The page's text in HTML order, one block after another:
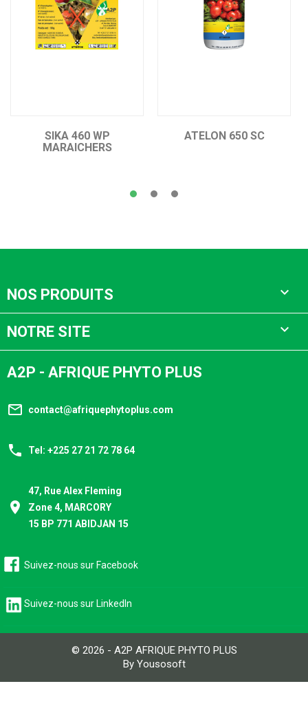
ATELON 650 SC UPERCUT 250
NOS PRODUITS 
NOTRE SITE 
A2P - AFRIQUE PHYTO PLUS
mail_outline contact@afriquephytoplus.com
phone Tel: +225 27 21 72 78 64
place
47, Rue Alex Fleming
Zone 4, MARCORY
15 BP 771 ABIDJAN 15
Suivez-nous sur Facebook
Suivez-nous sur LinkedIn
© 2026 - A2P AFRIQUE PHYTO PLUS
By Yousosoft